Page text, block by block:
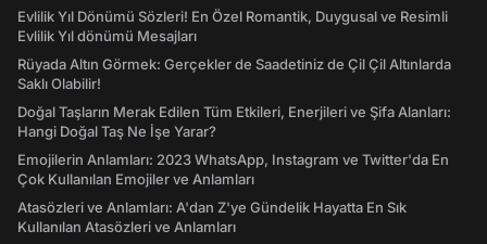
Evlilik Yıl Dönümü Sözleri! En Özel Romantik, Duygusal ve Resimli
Evlilik Yıl dönümü Mesajları
Rüyada Altın Görmek: Gerçekler de Saadetiniz de Çil Çil Altınlarda
Saklı Olabilir!
Doğal Taşların Merak Edilen Tüm Etkileri, Enerjileri ve Şifa Alanları:
Hangi Doğal Taş Ne İşe Yarar?
Emojilerin Anlamları: 2023 WhatsApp, Instagram ve Twitter'da En
Çok Kullanılan Emojiler ve Anlamları
Atasözleri ve Anlamları: A'dan Z'ye Gündelik Hayatta En Sık
Kullanılan Atasözleri ve Anlamları